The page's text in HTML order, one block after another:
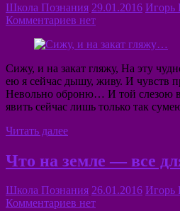
Школа Познания 29.01.2016 Игорь
Комментариев нет
Сижу, и на закат гляжу, На эту
ею я сейчас дышу, живу. И чувств
Невольно оброню… И той слезою
явить сейчас лишь только так
Читать далее
Что на земле — все
Школа Познания 26.01.2016 Игорь
Комментариев нет